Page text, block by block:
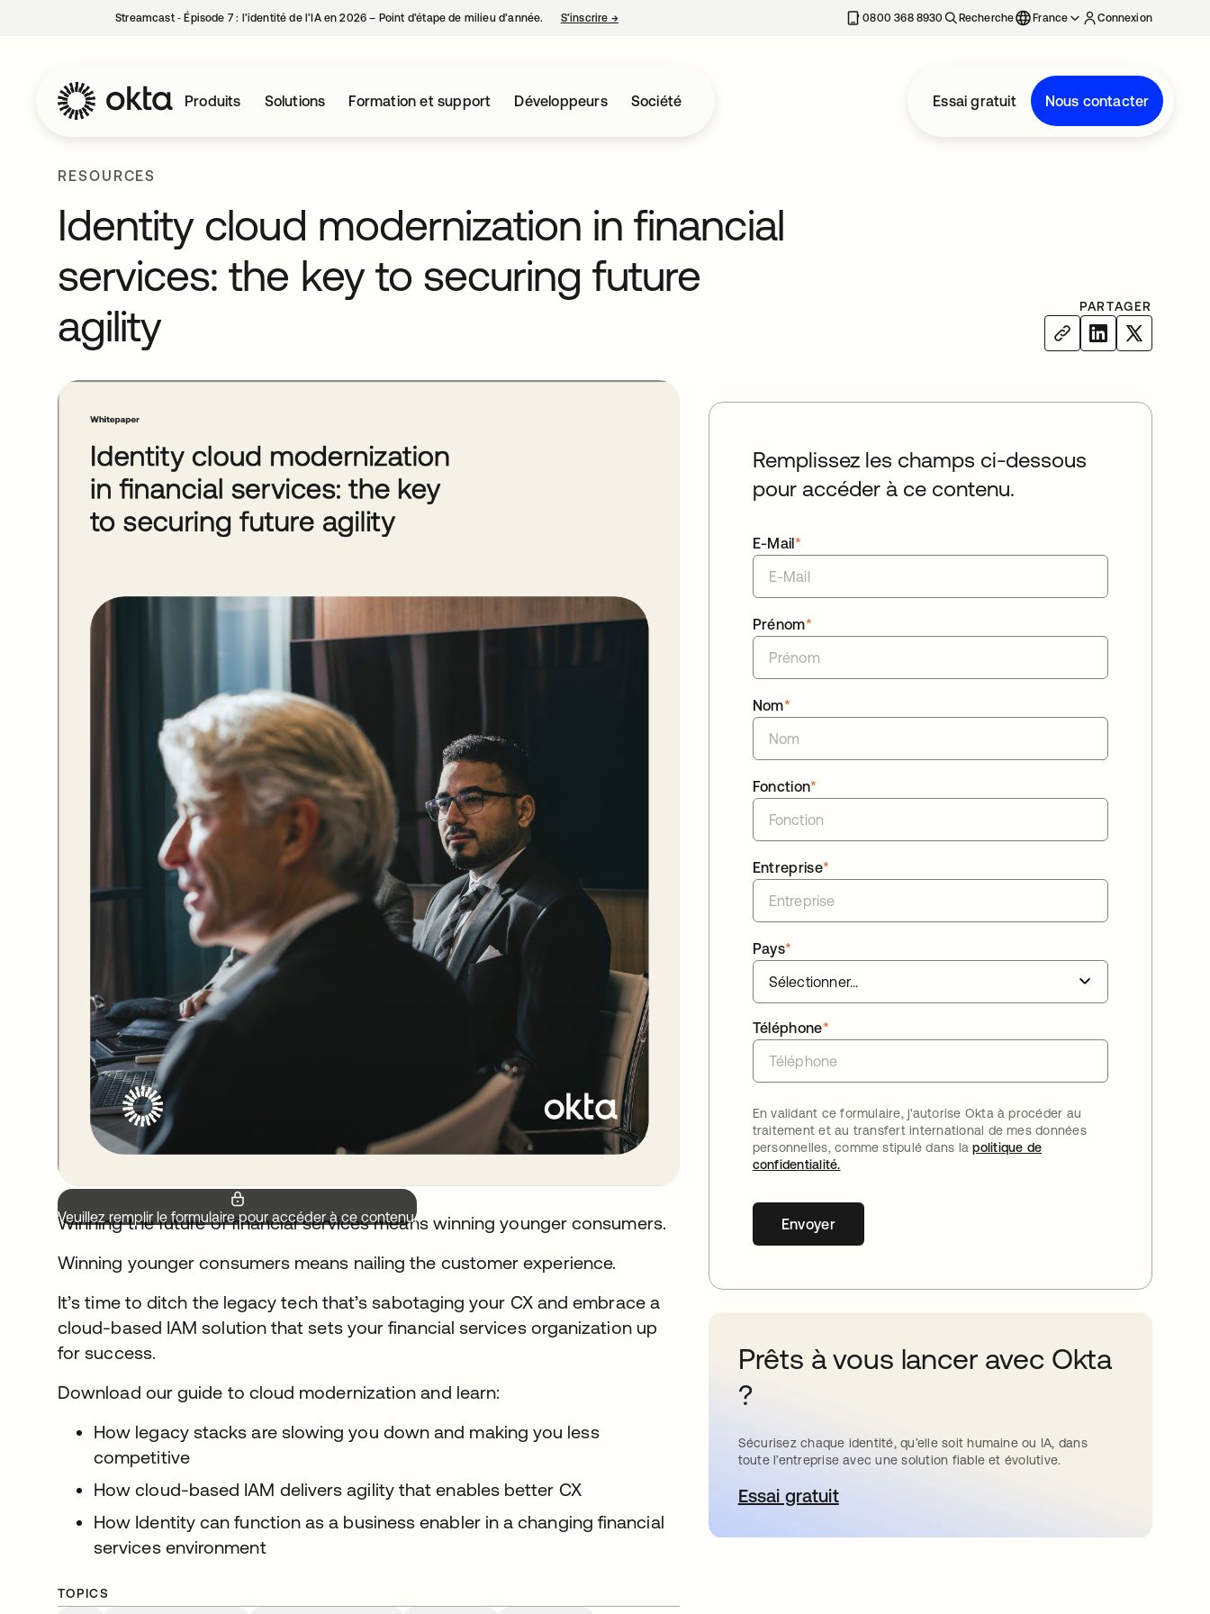
Streamcast ‑ Épisode 7 : l’identité de l’IA en 2026 – Point d’étape de milieu d’année. S’inscrire →s’ouvre dans un nouvel onglet 0800 368 8930 Recherche France Connexion
Produits Solutions Formation et support Développeurs Société Essai gratuit Nous contacter
RESOURCES
Identity cloud modernization in financial
services: the key to securing future
agility
PARTAGER
Veuillez remplir le formulaire pour accéder à ce contenu.
Winning the future of financial services means winning younger consumers.
Winning younger consumers means nailing the customer experience.
It’s time to ditch the legacy tech that’s sabotaging your CX and embrace a
cloud-based IAM solution that sets your financial services organization up
for success.
Download our guide to cloud modernization and learn:
How legacy stacks are slowing you down and making you less
competitive
How cloud-based IAM delivers agility that enables better CX
How Identity can function as a business enabler in a changing financial
services environment
TOPICS
Remplissez les champs ci-dessous
pour accéder à ce contenu.
*
E-Mail
*
Prénom
*
Nom
*
Fonction
*
Entreprise
*
Pays
*
Téléphone
En validant ce formulaire, j'autorise Okta à procéder au
traitement et au transfert international de mes données
personnelles, comme stipulé dans lapolitique de
confidentialité.
Envoyer
Prêts à vous lancer avec Okta
?
Sécurisez chaque identité, qu’elle soit humaine ou IA, dans
toute l’entreprise avec une solution fiable et évolutive.
Essai gratuits’ouvre dans un nouvel onglet